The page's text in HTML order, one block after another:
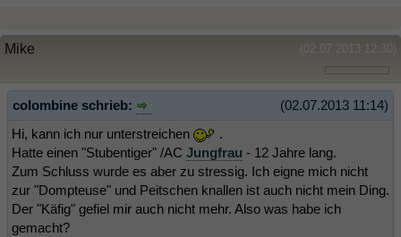
(02.07.2013 12:30)
Mike
(02.07.2013 11:14)
colombine schrieb:
Hi, kann ich nur unterstreichen
.
Hatte einen "Stubentiger" /AC Jungfrau - 12 Jahre lang.
Zum Schluss wurde es aber zu stressig. Ich eigne mich nicht
zur "Dompteuse" und Peitschen knallen ist auch nicht mein Ding.
Der "Käfig" gefiel mir auch nicht mehr. Also was habe ich
gemacht?